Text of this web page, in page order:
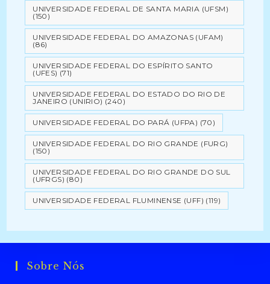
UNIVERSIDADE FEDERAL DE SANTA MARIA (UFSM)
(150)
UNIVERSIDADE FEDERAL DO AMAZONAS (UFAM)
(86)
UNIVERSIDADE FEDERAL DO ESPÍRITO SANTO
(UFES) (71)
UNIVERSIDADE FEDERAL DO ESTADO DO RIO DE
JANEIRO (UNIRIO) (240)
UNIVERSIDADE FEDERAL DO PARÁ (UFPA) (70)
UNIVERSIDADE FEDERAL DO RIO GRANDE (FURG)
(150)
UNIVERSIDADE FEDERAL DO RIO GRANDE DO SUL
(UFRGS) (80)
UNIVERSIDADE FEDERAL FLUMINENSE (UFF) (119)
Sobre Nós